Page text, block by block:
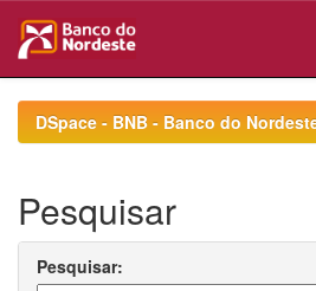
navigationDSpace - BNB - Banco do
Pesquisar
Pesquisar: